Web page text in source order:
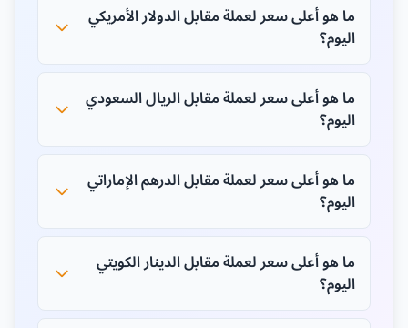
ما هو أعلى سعر لعملة مقابل الدولار الأمريكي
اليوم؟
ما هو أعلى سعر لعملة مقابل الريال السعودي
اليوم؟
ما هو أعلى سعر لعملة مقابل الدرهم الإماراتي
اليوم؟
ما هو أعلى سعر لعملة مقابل الدينار الكويتي
اليوم؟